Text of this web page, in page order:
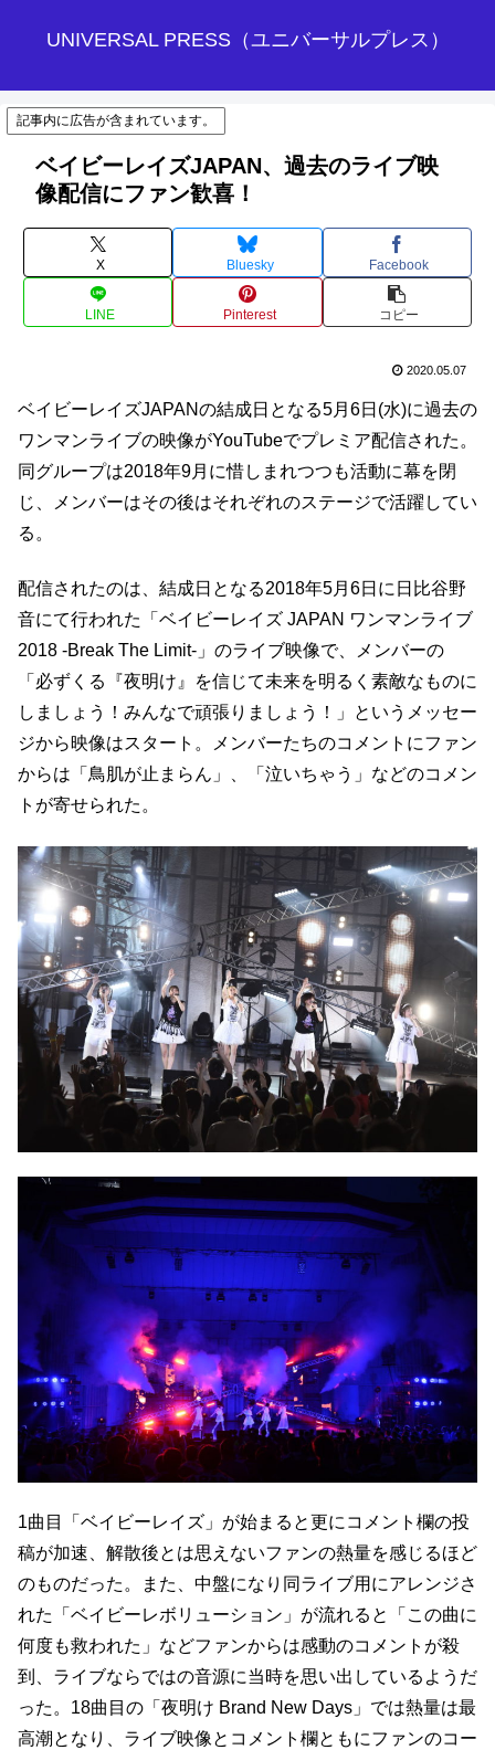
UNIVERSAL PRESS（ユニバーサルプレス）
記事内に広告が含まれています。
ベイビーレイズJAPAN、過去のライブ映
像配信にファン歓喜！
X Bluesky Facebook
LINE Pinterest コピー
2020.05.07
ベイビーレイズJAPANの結成日となる5月6日(水)に過去の
ワンマンライブの映像がYouTubeでプレミア配信された。
同グループは2018年9月に惜しまれつつも活動に幕を閉
じ、メンバーはその後はそれぞれのステージで活躍してい
る。
配信されたのは、結成日となる2018年5月6日に日比谷野
音にて行われた「ベイビーレイズ JAPAN ワンマンライブ
2018 -Break The Limit-」のライブ映像で、メンバーの
「必ずくる『夜明け』を信じて未来を明るく素敵なものに
しましょう！みんなで頑張りましょう！」というメッセー
ジから映像はスタート。メンバーたちのコメントにファン
からは「鳥肌が止まらん」、「泣いちゃう」などのコメン
トが寄せられた。
1曲目「ベイビーレイズ」が始まると更にコメント欄の投
稿が加速、解散後とは思えないファンの熱量を感じるほど
のものだった。また、中盤になり同ライブ用にアレンジさ
れた「ベイビーレボリューション」が流れると「この曲に
何度も救われた」などファンからは感動のコメントが殺
到、ライブならではの音源に当時を思い出しているようだ
った。18曲目の「夜明け Brand New Days」では熱量は最
高潮となり、ライブ映像とコメント欄ともにファンのコー